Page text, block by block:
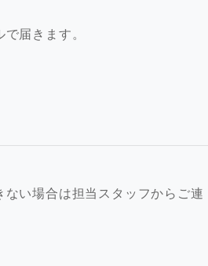
届きます。
い場合は担当スタッフからご連